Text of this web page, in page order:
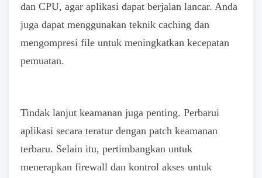
dan CPU, agar aplikasi dapat berjalan lancar. Anda
juga dapat menggunakan teknik caching dan
mengompresi file untuk meningkatkan kecepatan
pemuatan.
Tindak lanjut keamanan juga penting. Perbarui
aplikasi secara teratur dengan patch keamanan
terbaru. Selain itu, pertimbangkan untuk
menerapkan firewall dan kontrol akses untuk